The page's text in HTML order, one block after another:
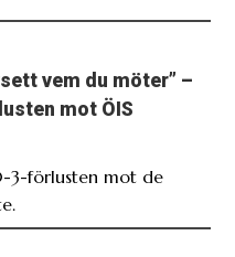
vem du möter” –
mot ÖIS
3-förlusten mot de